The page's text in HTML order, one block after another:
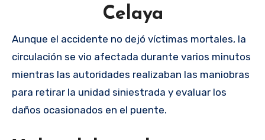
Celaya
Aunque el accidente no dejó víctimas mortales, la
circulación se vio afectada durante varios minutos
mientras las autoridades realizaban las maniobras
para retirar la unidad siniestrada y evaluar los
daños ocasionados en el puente.